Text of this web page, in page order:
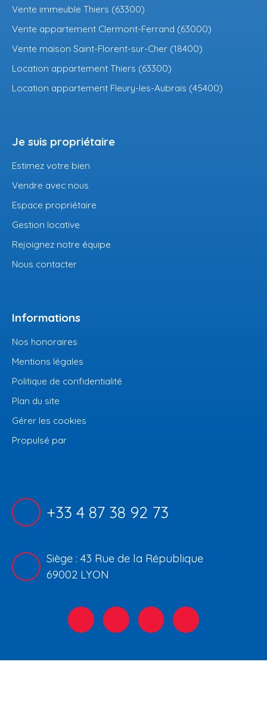
Vente immeuble Thiers (63300)
Vente appartement Clermont-Ferrand (63000)
Vente maison Saint-Florent-sur-Cher (18400)
Location appartement Thiers (63300)
Location appartement Fleury-les-Aubrais (45400)
Je suis propriétaire
Estimez votre bien
Vendre avec nous
Espace propriétaire
Gestion locative
Rejoignez notre équipe
Nous contacter
Informations
Nos honoraires
Mentions légales
Politique de confidentialité
Plan du site
Gérer les cookies
Propulsé par
+33 4 87 38 92 73
Siège : 43 Rue de la République
69002 LYON